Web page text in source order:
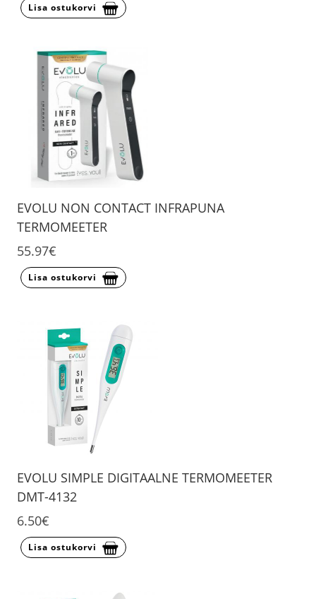
Lisa ostukorvi
EVOLU NON CONTACT INFRAPUNA
TERMOMEETER
55.97€
Lisa ostukorvi
EVOLU SIMPLE DIGITAALNE TERMOMEETER
DMT-4132
6.50€
Lisa ostukorvi